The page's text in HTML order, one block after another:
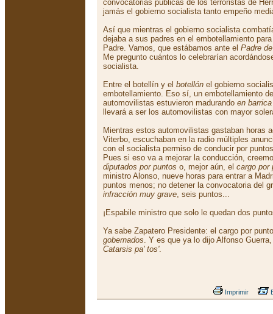
convocatorias públicas de los terroristas de
jamás el gobierno socialista tanto empeño
Así que mientras el gobierno socialista
dejaba a sus padres en el embotellamiento
Padre. Vamos, que estábamos ante el Padre
Me pregunto cuántos lo celebrarían
socialista.
Entre el botellín y el botellón el gobierno
embotellamiento. Eso sí, un embotellamiento
automovilistas estuvieron madurando en barrica
llevará a ser los automovilistas con mayor
Mientras estos automovilistas gastaban horas
Viterbo, escuchaban en la radio múltiples
con el socialista permiso de conducir por
Pues si eso va a mejorar la conducción,
diputados por puntos o, mejor aún, el cargo por
ministro Alonso, nueve horas para entrar a
puntos menos; no detener la convocatoria del
infracción muy grave, seis puntos...
¡Espabile ministro que solo le quedan dos
Ya sabe Zapatero Presidente: el cargo por
gobernados. Y es que ya lo dijo Alfonso
Catarsis pa' tos'.
Imprimir